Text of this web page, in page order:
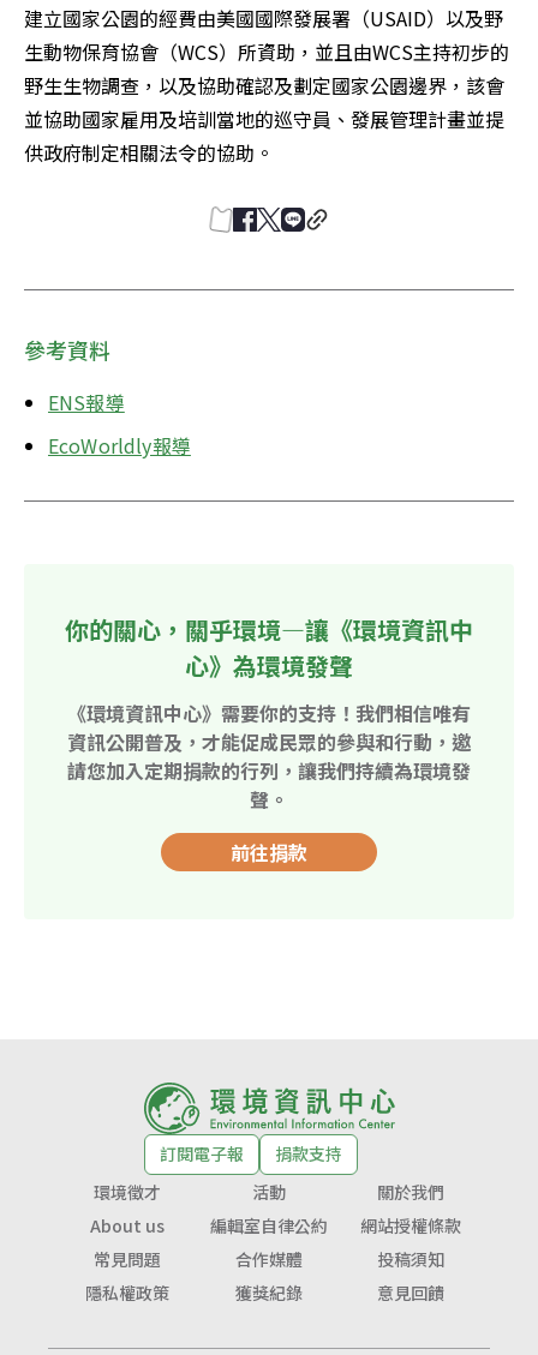
建立國家公園的經費由美國國際發展署（USAID）以及野
生動物保育協會（WCS）所資助，並且由WCS主持初步的
野生生物調查，以及協助確認及劃定國家公園邊界，該會
並協助國家雇用及培訓當地的巡守員、發展管理計畫並提
供政府制定相關法令的協助。
參考資料
ENS報導
EcoWorldly報導
你的關心，關乎環境—讓《環境資訊中
心》為環境發聲
《環境資訊中心》需要你的支持！我們相信唯有
資訊公開普及，才能促成民眾的參與和行動，邀
請您加入定期捐款的行列，讓我們持續為環境發
聲。
前往捐款
訂閱電子報
捐款支持
環境徵才
活動
關於我們
About us
編輯室自律公約
網站授權條款
常見問題
合作媒體
投稿須知
隱私權政策
獲獎紀錄 意見回饋